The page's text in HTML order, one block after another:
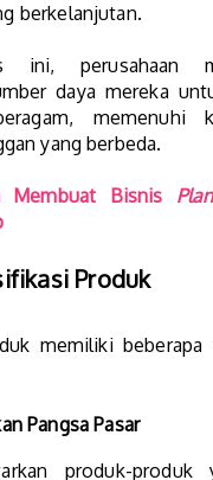
berkelanjutan.
ini, perusahaan
daya mereka
memenuhi
yang berbeda.
Membuat Bisnis Plan
Produk
memiliki beberapa
Pangsa Pasar
produk-produk